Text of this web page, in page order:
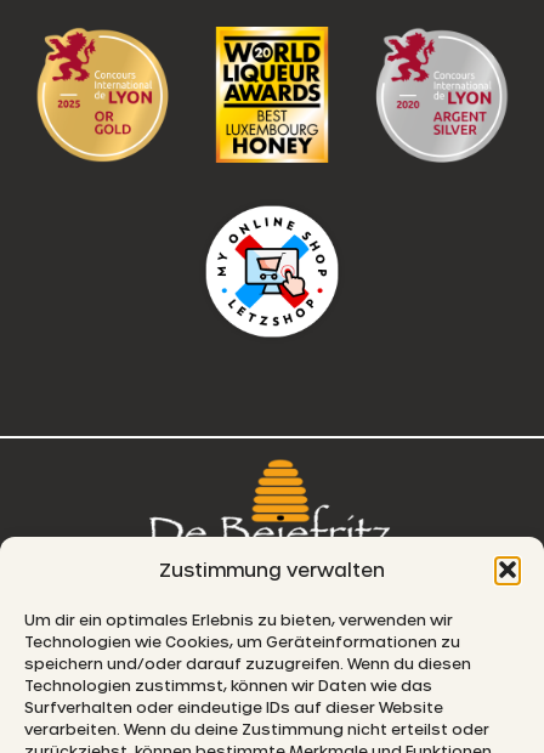
Zustimmung verwalten
Um dir ein optimales Erlebnis zu bieten, verwenden wir
Technologien wie Cookies, um Geräteinformationen zu
speichern und/oder darauf zuzugreifen. Wenn du diesen
Technologien zustimmst, können wir Daten wie das
Surfverhalten oder eindeutige IDs auf dieser Website
verarbeiten. Wenn du deine Zustimmung nicht erteilst oder
L-5330 Moutfort
E-MAIL